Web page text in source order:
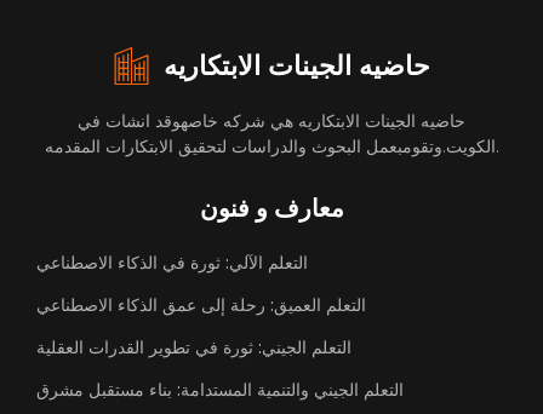
حاضيه الجينات الابتكاريه
حاضيه الجينات الابتكاريه هي شركه خاصهوقد انشات في
الكويت.وتقومبعمل البحوث والدراسات لتحقيق الابتكارات المقدمه.
معارف و فنون
التعلم الآلي: ثورة في الذكاء الاصطناعي
التعلم العميق: رحلة إلى عمق الذكاء الاصطناعي
التعلم الجيني: ثورة في تطوير القدرات العقلية
التعلم الجيني والتنمية المستدامة: بناء مستقبل مشرق